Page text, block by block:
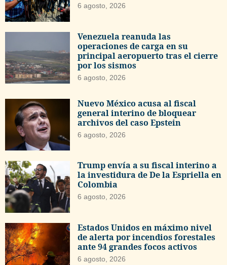
6 agosto, 2026
Venezuela reanuda las
operaciones de carga en su
principal aeropuerto tras el cierre
por los sismos
6 agosto, 2026
Nuevo México acusa al fiscal
general interino de bloquear
archivos del caso Epstein
6 agosto, 2026
Trump envía a su fiscal interino a
la investidura de De la Espriella en
Colombia
6 agosto, 2026
Estados Unidos en máximo nivel
de alerta por incendios forestales
ante 94 grandes focos activos
6 agosto, 2026